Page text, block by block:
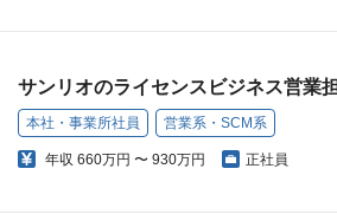
サンリオのライセンスビジネス営業
本社・事業所社員 営業系・SCM系
年収 660万円 〜 930万円 正社員